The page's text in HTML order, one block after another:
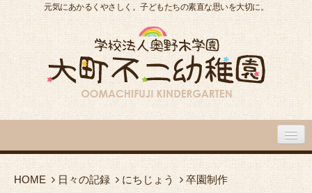
元気にあかるくやさしく。子どもたちの素直な思いを大切に。
大町不二幼稚園について
HOME 日々の記録 にちじょう 卒園制作